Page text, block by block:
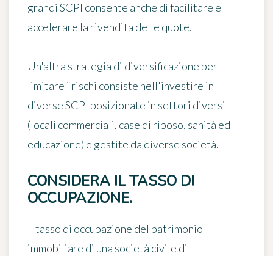
grandi SCPI consente anche di facilitare e
accelerare la rivendita delle quote.
Un'altra strategia di diversificazione per
limitare i rischi consiste nell'investire in
diverse SCPI posizionate in settori diversi
(locali commerciali, case di riposo, sanità ed
educazione) e gestite da diverse società.
CONSIDERA IL TASSO DI
OCCUPAZIONE.
Il tasso di occupazione del patrimonio
immobiliare di una società civile di